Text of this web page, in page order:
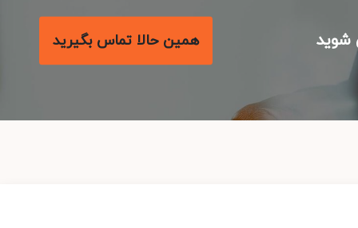
همین حالا تماس بگیرید